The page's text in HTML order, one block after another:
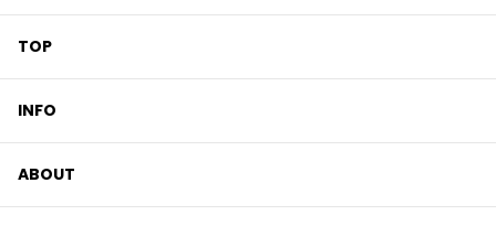
TOP
INFO
ABOUT